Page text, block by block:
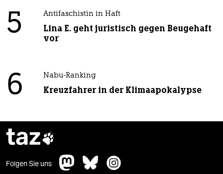
5 Antifaschistin in Haft
Lina E. geht juristisch gegen Beugehaft
vor
6 Nabu-Ranking
Kreuzfahrer in der Klimaapokalypse
taz
Folgen Sie uns